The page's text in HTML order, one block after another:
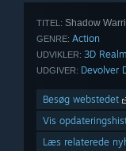
TITEL: Shadow
GENRE: Action
UDVIKLER: 3D
UDGIVER: Devolver
Besøg webstedet
Vis
Læs relaterede